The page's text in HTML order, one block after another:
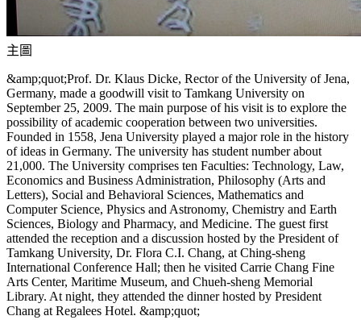
主圖
&amp;quot;Prof. Dr. Klaus Dicke, Rector of the University of Jena,
Germany, made a goodwill visit to Tamkang University on
September 25, 2009. The main purpose of his visit is to explore the
possibility of academic cooperation between two universities.
Founded in 1558, Jena University played a major role in the history
of ideas in Germany. The university has student number about
21,000. The University comprises ten Faculties: Technology, Law,
Economics and Business Administration, Philosophy (Arts and
Letters), Social and Behavioral Sciences, Mathematics and
Computer Science, Physics and Astronomy, Chemistry and Earth
Sciences, Biology and Pharmacy, and Medicine. The guest first
attended the reception and a discussion hosted by the President of
Tamkang University, Dr. Flora C.I. Chang, at Ching-sheng
International Conference Hall; then he visited Carrie Chang Fine
Arts Center, Maritime Museum, and Chueh-sheng Memorial
Library. At night, they attended the dinner hosted by President
Chang at Regalees Hotel. &amp;quot;